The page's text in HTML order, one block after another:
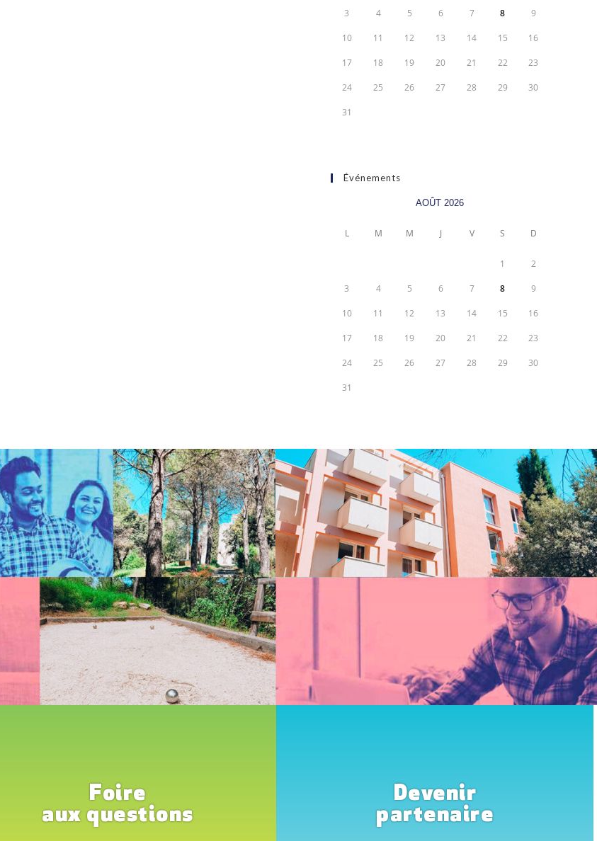
3 4 5 6 7 8 9
10 11 12 13 14 15 16
17 18 19 20 21 22 23
24 25 26 27 28 29 30
31
Événements
AOÛT 2026
L M M J V S D
1 2
3 4 5 6 7 8 9
10 11 12 13 14 15 16
17 18 19 20 21 22 23
24 25 26 27 28 29 30
31
Foire
aux questions
Devenir
partenaire